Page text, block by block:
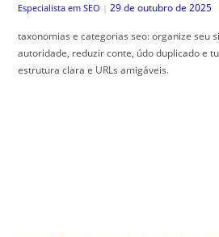
Especialista em SEO | 29 de outubro de 2025
taxonomias e categorias seo: organize seu
autoridade, reduzir conte, údo duplicado e
estrutura clara e URLs amigáveis.